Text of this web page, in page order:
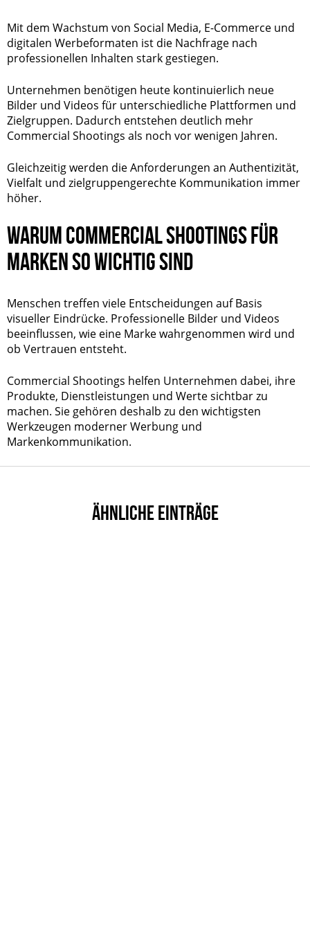
Mit dem Wachstum von Social Media, E-Commerce und
digitalen Werbeformaten ist die Nachfrage nach
professionellen Inhalten stark gestiegen.
Unternehmen benötigen heute kontinuierlich neue
Bilder und Videos für unterschiedliche Plattformen und
Zielgruppen. Dadurch entstehen deutlich mehr
Commercial Shootings als noch vor wenigen Jahren.
Gleichzeitig werden die Anforderungen an Authentizität,
Vielfalt und zielgruppengerechte Kommunikation immer
höher.
WARUM COMMERCIAL SHOOTINGS FÜR
MARKEN SO WICHTIG SIND
Menschen treffen viele Entscheidungen auf Basis
visueller Eindrücke. Professionelle Bilder und Videos
beeinflussen, wie eine Marke wahrgenommen wird und
ob Vertrauen entsteht.
Commercial Shootings helfen Unternehmen dabei, ihre
Produkte, Dienstleistungen und Werte sichtbar zu
machen. Sie gehören deshalb zu den wichtigsten
Werkzeugen moderner Werbung und
Markenkommunikation.
ÄHNLICHE EINTRÄGE